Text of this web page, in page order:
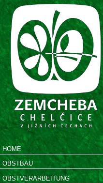
HOME
OBSTBAU
OBSTVERARBEITUNG